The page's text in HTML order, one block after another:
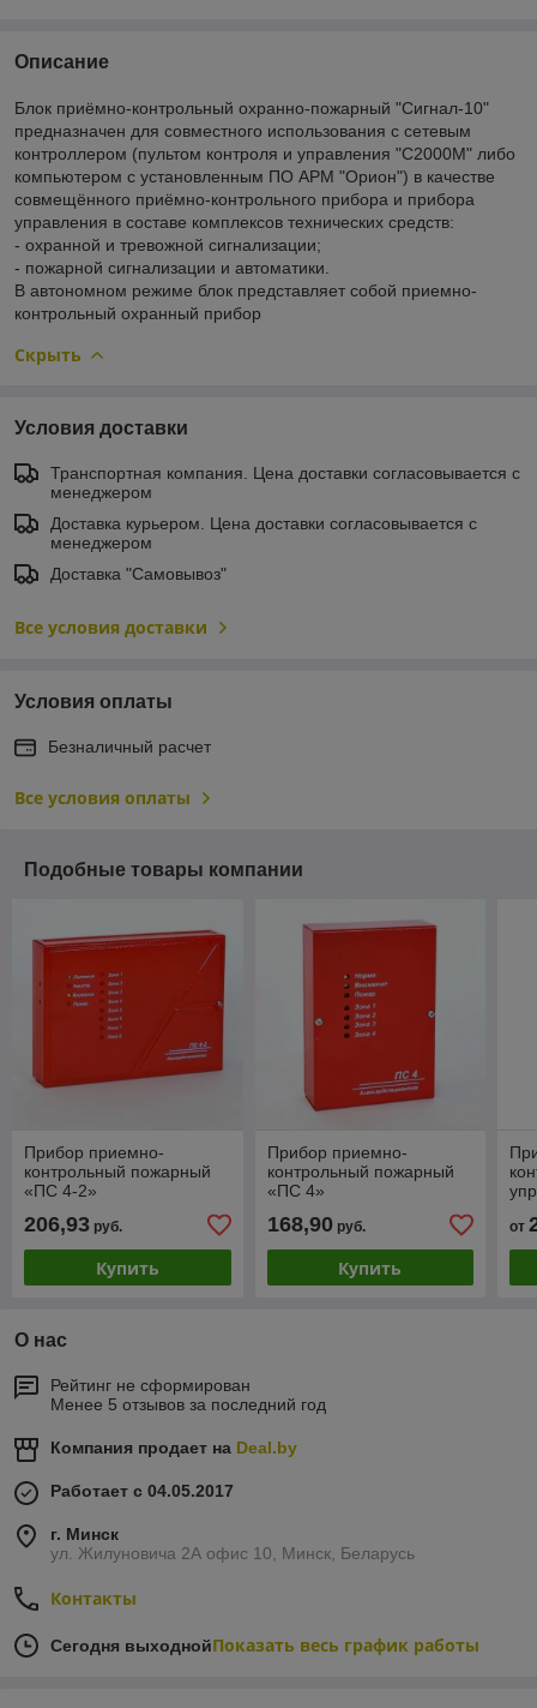
Описание
Блок приёмно-контрольный охранно-пожарный "Сигнал-10"
предназначен для совместного использования с сетевым
контроллером (пультом контроля и управления "С2000М" либо
компьютером с установленным ПО АРМ "Орион") в качестве
совмещённого приёмно-контрольного прибора и прибора
управления в составе комплексов технических средств:
- охранной и тревожной сигнализации;
- пожарной сигнализации и автоматики.
В автономном режиме блок представляет собой приемно-
контрольный охранный прибор
Скрыть
Условия доставки
Транспортная компания. Цена доставки согласовывается с
менеджером
Доставка курьером. Цена доставки согласовывается с
менеджером
Доставка "Самовывоз"
Все условия доставки
Условия оплаты
Безналичный расчет
Все условия оплаты
Подобные товары компании
Прибор приемно-
контрольный пожарный
«ПС 4-2»
206,93 руб.
Купить
Прибор приемно-
контрольный пожарный
«ПС 4»
168,90руб.
Купить
от
О нас
Рейтинг не сформирован
Менее 5 отзывов за последний год
Компания продает на Deal.by
Работает с 04.05.2017
г. Минск
ул. Жилуновича 2А офис 10, Минск, Беларусь
Контакты
Сегодня выходнойПоказать весь график работы